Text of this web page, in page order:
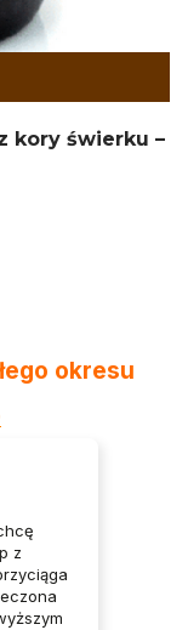
kory świerku –
okresu
z